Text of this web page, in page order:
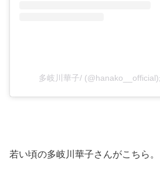
多岐川華子/
若い頃の多岐川華子さんがこちら。